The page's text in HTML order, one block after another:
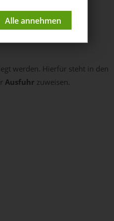
werden. Hierfür steht in den
Ausfuhr zuweisen.